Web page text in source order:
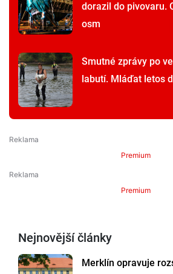
dorazil do pivovaru.
osm
Smutné zprávy po
labutí. Mláďat letos
Premium
Premium
Nejnovější články
Merklín opravuje